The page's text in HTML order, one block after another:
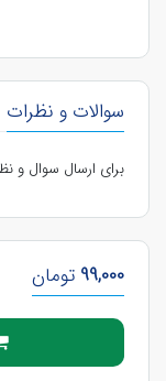
سوالات و نظرات
برای ارسال سوال و
99,000 تومان